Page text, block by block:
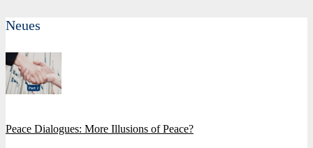
Neues
Peace Dialogues: More Illusions of Peace?